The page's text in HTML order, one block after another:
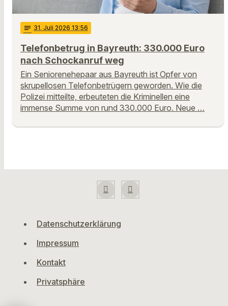
notes 31. Juli 2026 13:56
Telefonbetrug in Bayreuth: 330.000 Euro
nach Schockanruf weg
Ein Seniorenehepaar aus Bayreuth ist Opfer von
skrupellosen Telefonbetrügern geworden. Wie die
Polizei mitteilte, erbeuteten die Kriminellen eine
immense Summe von rund 330.000 Euro. Neue …
Datenschutzerklärung
Impressum
Kontakt
Privatsphäre